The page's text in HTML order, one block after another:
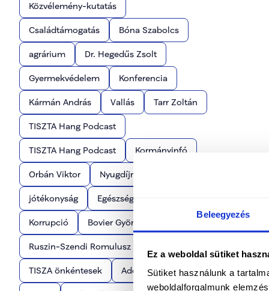
Beleegyezés
Ez a weboldal sütiket
Sütiket használunk a
weboldalforgalmunk
Közvélemény-kutatás
Családtámogatás Bóna Szabolcs
agrárium Dr. Hegedűs Zsolt
Gyermekvédelem Konferencia
Kármán András Vallás Tarr Zoltán
TISZTA Hang Podcast
TISZTA Hang Podcast Kormányinfó
Orbán Viktor Nyugdíjrendszer
jótékonyság Egészségügy
Korrupció Bovier György
Ruszin-Szendi Romulusz
TISZA önkéntesek Adócsökkentés